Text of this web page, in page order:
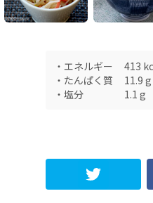
・ エネルギー 413
・ たんぱく質 11.9 g
・ 塩分 1.1 g